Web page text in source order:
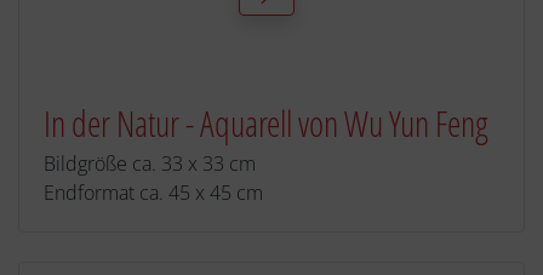
In der Natur - Aquarell von Wu Yun Feng
Bildgröße ca. 33 x 33 cm
Endformat ca. 45 x 45 cm